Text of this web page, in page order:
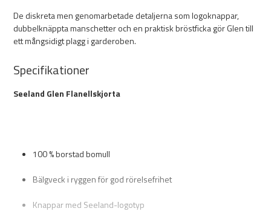
De diskreta men genomarbetade detaljerna som logoknappar,
dubbelknäppta manschetter och en praktisk bröstficka gör Glen till
ett mångsidigt plagg i garderoben.
Specifikationer
Seeland Glen Flanellskjorta
100 % borstad bomull
Bälgveck i ryggen för god rörelsefrihet
Knappar med Seeland-logotyp